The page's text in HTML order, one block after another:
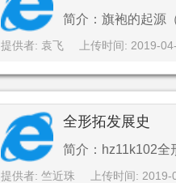
简介：旗袍的起源
提供者: 袁飞 上传时间: 2019-
全形拓发展史
简介：hz11k102全
提供者: 竺近珠 上传时间: 2019-